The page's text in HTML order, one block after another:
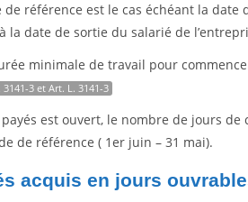
de référence est le cas échéant la
la date de sortie du salarié de
minimale de travail pour
3 et Art. L. 3141-3
est ouvert, le nombre de jours
de référence ( 1er juin – 31 mai).
acquis en jours